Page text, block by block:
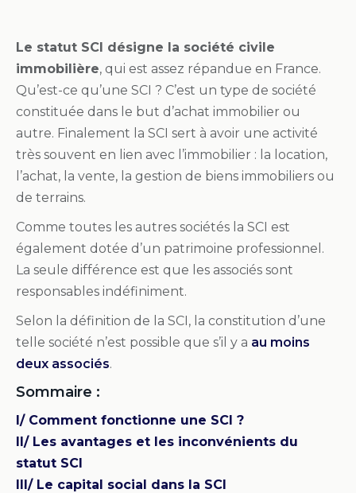
Le statut SCI désigne la société civile
immobilière, qui est assez répandue en France.
Qu’est-ce qu’une SCI ? C’est un type de société
constituée dans le but d’achat immobilier ou
autre. Finalement la SCI sert à avoir une activité
très souvent en lien avec l’immobilier : la location,
l’achat, la vente, la gestion de biens immobiliers ou
de terrains.
Comme toutes les autres sociétés la SCI est
également dotée d’un patrimoine professionnel.
La seule différence est que les associés sont
responsables indéfiniment.
Selon la définition de la SCI, la constitution d’une
telle société n’est possible que s’il y a au moins
deux associés.
Sommaire :
I/ Comment fonctionne une SCI ?
II/ Les avantages et les inconvénients du
statut SCI
III/ Le capital social dans la SCI